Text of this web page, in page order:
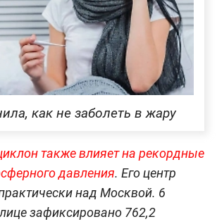
как не заболеть в жару
также влияет на рекордные
давления. Его центр
над Москвой. 6
зафиксировано 762,2